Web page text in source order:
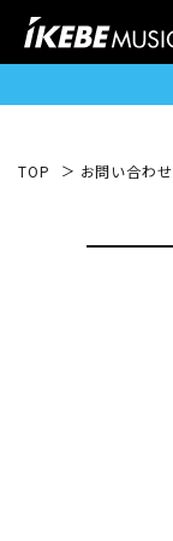
TOP お問い合わせ